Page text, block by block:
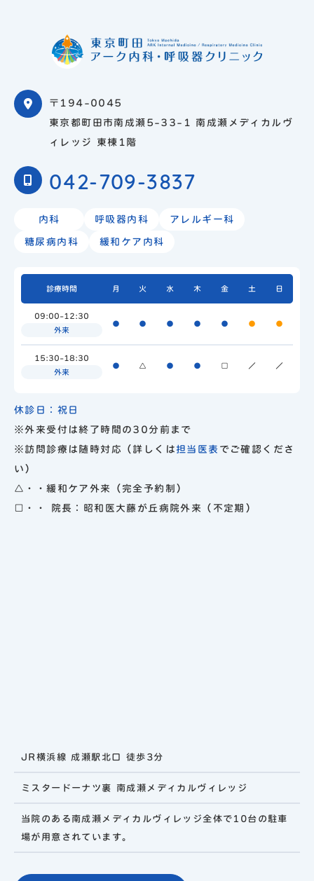
〒194-0045
東京都町田市南成瀬5-33-1 南成瀬メディカルヴ
ィレッジ 東棟1階
042-709-3837
内科 呼吸器内科 アレルギー科
糖尿病内科 緩和ケア内科
診療時間 月 火 水 木 金 土 日
09:00-12:30
外来
● ● ● ● ● ● ●
15:30-18:30
外来
● △ ● ● □ ／ ／
休診日：祝日
※外来受付は終了時間の30分前まで
※訪問診療は随時対応（詳しくは担当医表 でご確認くださ
い）
△・・緩和ケア外来（完全予約制）
□・・ 院長：昭和医大藤が丘病院外来（不定期）
JR横浜線 成瀬駅北口 徒歩3分
ミスタードーナツ裏 南成瀬メディカルヴィレッジ
当院のある南成瀬メディカルヴィレッジ全体で10台の駐車
場が用意されています。